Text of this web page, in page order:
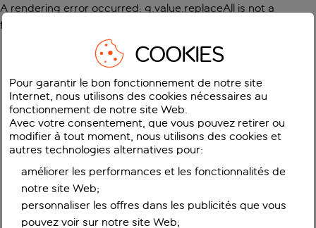
A rendering error occurred: g.value.replaceAll is not a
function
COOKIES
Pour garantir le bon fonctionnement de notre site
Internet, nous utilisons des cookies nécessaires au
fonctionnement de notre site Web.
Avec votre consentement, que vous pouvez retirer ou
modifier à tout moment, nous utilisons des cookies et
autres technologies alternatives pour:
améliorer les performances et les fonctionnalités de
notre site Web;
personnaliser les offres dans les publicités que vous
pouvez voir sur notre site Web;